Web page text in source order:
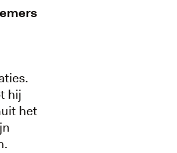
hij
het